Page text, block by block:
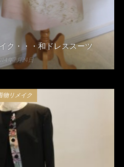
ク・・・和ドレススーツ
年7月24日
物リメイク